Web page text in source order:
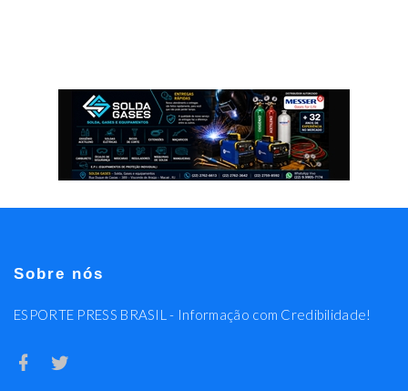
Sobre nós
ESPORTE PRESS BRASIL - Informação com Credibilidade!